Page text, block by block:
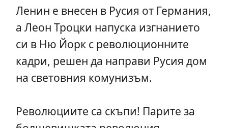
Ленин е внесен в Русия от Германия,
а Леон Троцки напуска изгнанието
си в Ню Йорк с революционните
кадри, решен да направи Русия дом
на световния комунизъм.
Революциите са скъпи! Парите за